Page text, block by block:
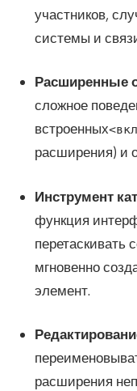
участников,
системы и
Расширенные
сложное
встроенных
расширения) и
Инструмент
функция
перетаскивать
мгновенно
элемент.
расширения